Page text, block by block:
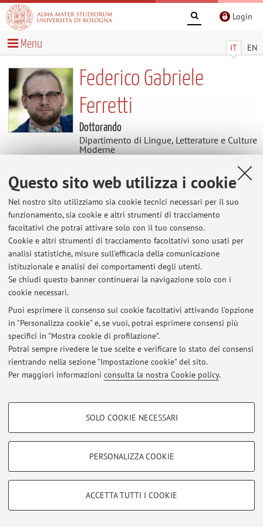
Questo sito web utilizza i cookie
Nel nostro sito utilizziamo sia cookie tecnici necessari per il suo
funzionamento, sia cookie e altri strumenti di tracciamento
facoltativi che potrai attivare solo con il tuo consenso.
Cookie e altri strumenti di tracciamento facoltativi sono usati per
analisi statistiche, misure sull'efficacia della comunicazione
istituzionale e analisi dei comportamenti degli utenti.
Se chiudi questo banner continuerai la navigazione solo con i
cookie necessari.
Puoi esprimere il consenso sui cookie facoltativi attivando l'opzione
in "Personalizza cookie" e, se vuoi, potrai esprimere consensi più
specifici in "Mostra cookie di profilazione".
Potrai sempre rivedere le tue scelte e verificare lo stato dei consensi
rientrando nella sezione "Impostazione cookie" del sito.
Per maggiori informazioni consulta la nostra Cookie policy.
COOKIE DI PROFILAZIONE - FACOLTATIVI
COOKIE TECNICI - NECESSARI
Si tratta di cookie tecnici utilizzati, a titolo esemplificativo, per il corretto
SOLO COOKIE NECESSARI
PERSONALIZZA COOKIE
ACCETTA TUTTI I COOKIE
Login
IT EN
Menu
Federico Gabriele
Ferretti
Dottorando
Dipartimento di Lingue, Letterature e Culture
Moderne
Contenuti utili
Al momento non sono presenti contenuti.
Al momento non sono presenti avvisi.
© 2026 - ALMA MATER STUDIORUM - Università di Bologna - Via
Zamboni, 33 - 40126 Bologna - Partita IVA: 01131710376
| Note legali|Impostazioni Cookie